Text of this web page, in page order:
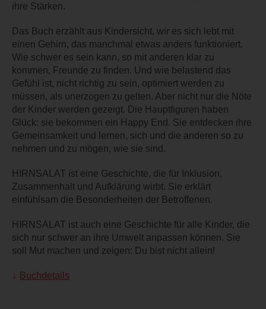
ihre Stärken.
Das Buch erzählt aus Kindersicht, wir es sich lebt mit
einen Gehirn, das manchmal etwas anders funktioniert.
Wie schwer es sein kann, so mit anderen klar zu
kommen, Freunde zu finden. Und wie belastend das
Gefühl ist, nicht richtig zu sein, optimiert werden zu
müssen, als unerzogen zu gelten. Aber nicht nur die Nöte
der Kinder werden gezeigt. Die Hauptfiguren haben
Glück: sie bekommen ein Happy End. Sie entdecken ihre
Gemeinsamkeit und lernen, sich und die anderen so zu
nehmen und zu mögen, wie sie sind.
HIRNSALAT ist eine Geschichte, die für Inklusion,
Zusammenhalt und Aufklärung wirbt. Sie erklärt
einfühlsam die Besonderheiten der Betroffenen.
HIRNSALAT ist auch eine Geschichte für alle Kinder, die
sich nur schwer an ihre Umwelt anpassen können. Sie
soll Mut machen und zeigen: Du bist nicht allein!
Buchdetails